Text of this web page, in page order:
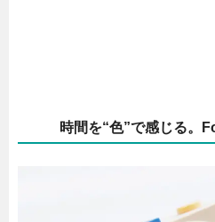
時間を“色”で感じる。